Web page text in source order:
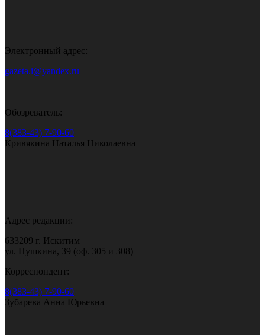
Электронный адрес:
gazeta.i@yandex.ru
Обозреватель:
8(383-43) 7-90-60
Кривякина Наталья Николаевна
Адрес редакции:
633209 г. Искитим
ул. Пушкина, 39 (оф. 305 и 308)
Корреспондент:
8(383-43) 7-90-60
Зубарева Анна Юрьевна